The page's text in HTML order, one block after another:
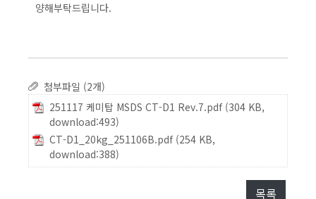
양해부탁드립니다.
첨부파일 (2개)
251117 케미탑 MSDS CT-D1 Rev.7.pdf (304 KB,
download:493)
CT-D1_20kg_251106B.pdf (254 KB,
download:388)
목록